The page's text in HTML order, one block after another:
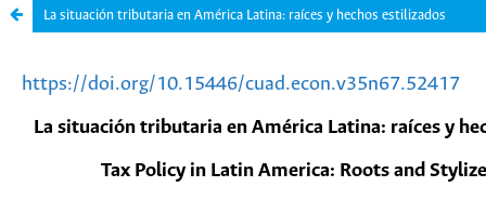
La situación tributaria en América Latina: raíces y hechos estilizados